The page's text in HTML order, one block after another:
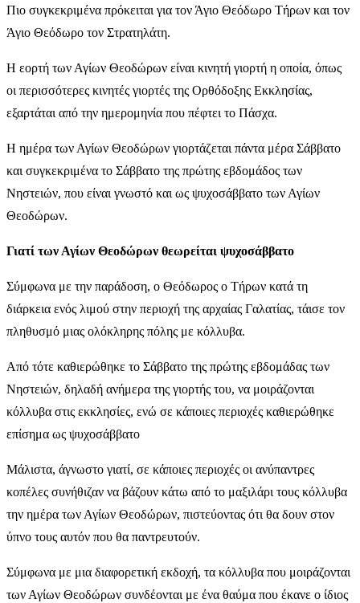
Πιο συγκεκριμένα πρόκειται για τον Άγιο Θεόδωρο Τήρων και τον
Άγιο Θεόδωρο τον Στρατηλάτη.
Η εορτή των Αγίων Θεοδώρων είναι κινητή γιορτή η οποία, όπως
οι περισσότερες κινητές γιορτές της Ορθόδοξης Εκκλησίας,
εξαρτάται από την ημερομηνία που πέφτει το Πάσχα.
Η ημέρα των Αγίων Θεοδώρων γιορτάζεται πάντα μέρα Σάββατο
και συγκεκριμένα το Σάββατο της πρώτης εβδομάδος των
Νηστειών, που είναι γνωστό και ως ψυχοσάββατο των Αγίων
Θεοδώρων.
Γιατί των Αγίων Θεοδώρων θεωρείται ψυχοσάββατο
Σύμφωνα με την παράδοση, ο Θεόδωρος ο Τήρων κατά τη
διάρκεια ενός λιμού στην περιοχή της αρχαίας Γαλατίας, τάισε τον
πληθυσμό μιας ολόκληρης πόλης με κόλλυβα.
Από τότε καθιερώθηκε το Σάββατο της πρώτης εβδομάδας των
Νηστειών, δηλαδή ανήμερα της γιορτής του, να μοιράζονται
κόλλυβα στις εκκλησίες, ενώ σε κάποιες περιοχές καθιερώθηκε
επίσημα ως ψυχοσάββατο
Μάλιστα, άγνωστο γιατί, σε κάποιες περιοχές οι ανύπαντρες
κοπέλες συνήθιζαν να βάζουν κάτω από το μαξιλάρι τους κόλλυβα
την ημέρα των Αγίων Θεοδώρων, πιστεύοντας ότι θα δουν στον
ύπνο τους αυτόν που θα παντρευτούν.
Σύμφωνα με μια διαφορετική εκδοχή, τα κόλλυβα που μοιράζονται
των Αγίων Θεοδώρων συνδέονται με ένα θαύμα που έκανε ο ίδιος